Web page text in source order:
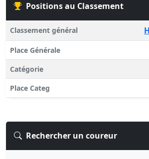
Positions au Classement
Classement général
Place Générale
Catégorie
Place Categ
Rechercher un coureur